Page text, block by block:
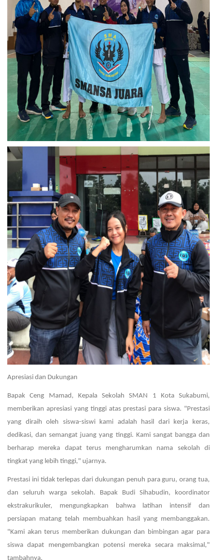
Apresiasi dan Dukungan
Bapak Ceng Mamad, Kepala Sekolah SMAN 1 Kota Sukabumi,
memberikan apresiasi yang tinggi atas prestasi para siswa. "Prestasi
yang diraih oleh siswa-siswi kami adalah hasil dari kerja keras,
dedikasi, dan semangat juang yang tinggi. Kami sangat bangga dan
berharap mereka dapat terus mengharumkan nama sekolah di
tingkat yang lebih tinggi," ujarnya.
Prestasi ini tidak terlepas dari dukungan penuh para guru, orang tua,
dan seluruh warga sekolah. Bapak Budi Sihabudin, koordinator
ekstrakurikuler, mengungkapkan bahwa latihan intensif dan
persiapan matang telah membuahkan hasil yang membanggakan.
"Kami akan terus memberikan dukungan dan bimbingan agar para
siswa dapat mengembangkan potensi mereka secara maksimal,"
tambahnya.